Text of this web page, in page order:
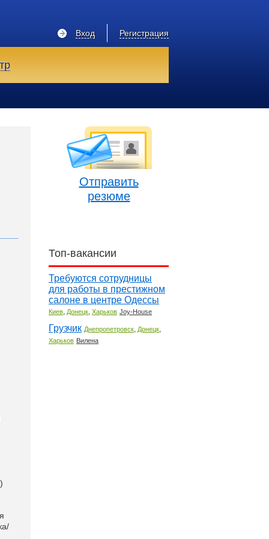
Регистрация
Вход
Отправить
резюме
Топ-вакансии
Требуются сотрудницы
для работы в престижном
салоне в центре Одессы
Киев, Донецк, Харьков Joy-House
Грузчик Днепропетровск, Донецк,
Харьков Вилена